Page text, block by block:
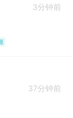
3分钟前
37分钟前